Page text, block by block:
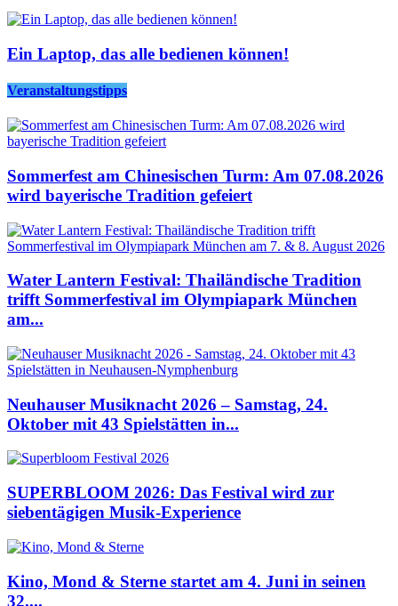
Ein Laptop, das alle bedienen können!
Veranstaltungstipps
Sommerfest am Chinesischen Turm: Am 07.08.2026
wird bayerische Tradition gefeiert
Water Lantern Festival: Thailändische Tradition
trifft Sommerfestival im Olympiapark München
am...
Neuhauser Musiknacht 2026 – Samstag, 24.
Oktober mit 43 Spielstätten in...
SUPERBLOOM 2026: Das Festival wird zur
siebentägigen Musik-Experience
Kino, Mond & Sterne startet am 4. Juni in seinen
32....